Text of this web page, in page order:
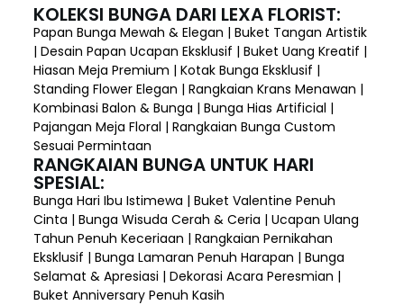
KOLEKSI BUNGA DARI LEXA FLORIST:
Papan Bunga Mewah & Elegan | Buket Tangan Artistik
| Desain Papan Ucapan Eksklusif | Buket Uang Kreatif |
Hiasan Meja Premium | Kotak Bunga Eksklusif |
Standing Flower Elegan | Rangkaian Krans Menawan |
Kombinasi Balon & Bunga | Bunga Hias Artificial |
Pajangan Meja Floral | Rangkaian Bunga Custom
Sesuai Permintaan
RANGKAIAN BUNGA UNTUK HARI
SPESIAL:
Bunga Hari Ibu Istimewa | Buket Valentine Penuh
Cinta | Bunga Wisuda Cerah & Ceria | Ucapan Ulang
Tahun Penuh Keceriaan | Rangkaian Pernikahan
Eksklusif | Bunga Lamaran Penuh Harapan | Bunga
Selamat & Apresiasi | Dekorasi Acara Peresmian |
Buket Anniversary Penuh Kasih